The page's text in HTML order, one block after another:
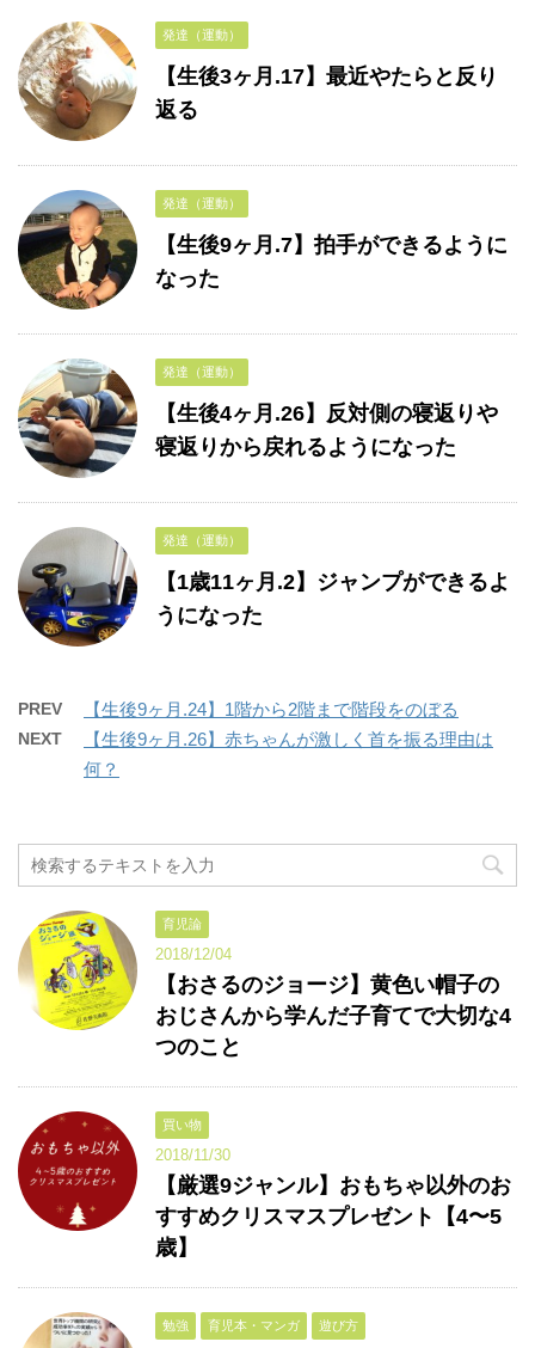
発達（運動）
【生後3ヶ月.17】最近やたらと反り
返る
発達（運動）
【生後9ヶ月.7】拍手ができるように
なった
発達（運動）
【生後4ヶ月.26】反対側の寝返りや
寝返りから戻れるようになった
発達（運動）
【1歳11ヶ月.2】ジャンプができるよ
うになった
PREV 【生後9ヶ月.24】1階から2階まで階段をのぼる
NEXT
【生後9ヶ月.26】赤ちゃんが激しく首を振る理由は
何？
育児論
2018/12/04
【おさるのジョージ】黄色い帽子の
おじさんから学んだ子育てで大切な4
つのこと
買い物
2018/11/30
【厳選9ジャンル】おもちゃ以外のお
すすめクリスマスプレゼント【4〜5
歳】
勉強 育児本・マンガ 遊び方